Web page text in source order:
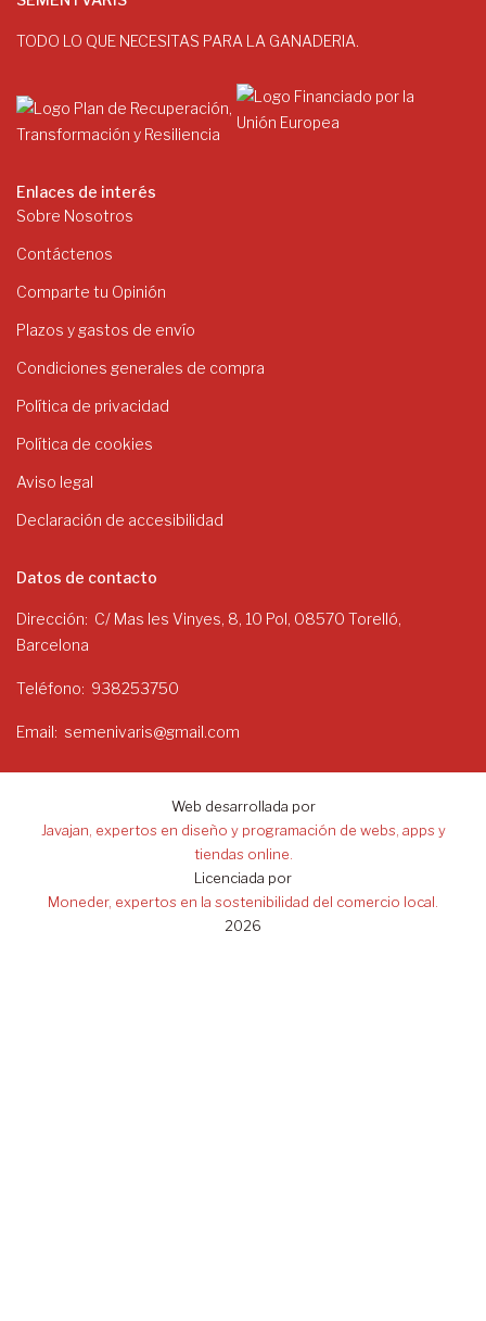
TODO LO QUE NECESITAS PARA LA GANADERIA.
Enlaces de interés
Sobre Nosotros
Contáctenos
Comparte tu Opinión
Plazos y gastos de envío
Condiciones generales de compra
Política de privacidad
Política de cookies
Aviso legal
Declaración de accesibilidad
Datos de contacto
Dirección
C/ Mas les Vinyes, 8, 10 Pol, 08570 Torelló,
Barcelona
Teléfono 938253750
Email semenivaris@gmail.com
Web desarrollada por
Javajan, expertos en diseño y programación de webs, apps y
tiendas online.
Licenciada por
Moneder, expertos en la sostenibilidad del comercio local.
2026